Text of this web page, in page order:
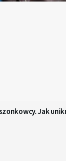
Jak